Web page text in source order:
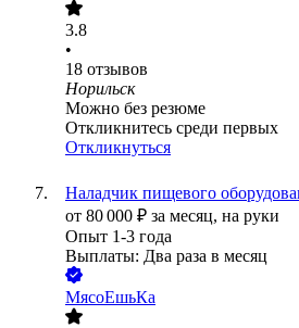
3.8
•
18 отзывов
Норильск
Можно без резюме
Откликнитесь среди первых
Откликнуться
Наладчик пищевого
от 80 000 ₽ за месяц, на руки
Опыт 1-3 года
Выплаты: Два раза в месяц
МясоЕшьКа